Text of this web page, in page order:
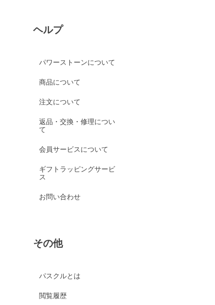
ヘルプ
パワーストーンについて
商品について
注文について
返品・交換・修理につい
て
会員サービスについて
ギフトラッピングサービ
ス
お問い合わせ
その他
パスクルとは
閲覧履歴